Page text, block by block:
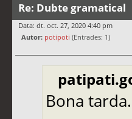
Re: Dubte gramatical
Data: dt. oct. 27, 2020 4:40 pm
Autor: potipoti (Entrades: 1)
Bona tarda.